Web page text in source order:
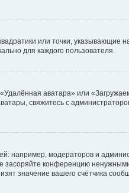
или точки, указывающие
для каждого пользователя.
аватара» или
свяжитесь с
например, модераторов и
засоряйте конференцию
значение вашего счётчика